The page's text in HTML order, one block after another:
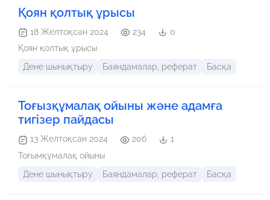
туралы алған білімдері болашақ азаматтардың
денсаулығын сақтап қалуға берік тірек болады.
Қоян қолтық ұрысы
18 Желтоқсан 2024 234
0
Қоян қолтық ұрысы
Дене шынықтыру
Баяндамалар, реферат Басқа
Тоғызқұмалақ ойыны және адамға
тигізер пайдасы
13 Желтоқсан 2024 206
1
Тоғымқұмалақ ойыны
Дене шынықтыру
Баяндамалар, реферат Басқа